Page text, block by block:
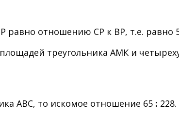
равно отношению СР к ВР, т.е. равно
треугольника АМК и
АВС, то искомое отношение 65 : 228.